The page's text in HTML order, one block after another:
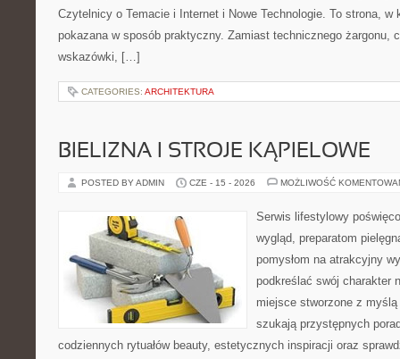
Czytelnicy o Temacie i Internet i Nowe Technologie. To strona, w
pokazana w sposób praktyczny. Zamiast technicznego żargonu,
wskazówki, […]
CATEGORIES: ARCHITEKTURA
BIELIZNA I STROJE KĄPIELOWE
POSTED BY ADMIN CZE - 15 - 2026 MOŻLIWOŚĆ
Serwis lifestylowy
wygląd, preparatom
pomysłom na atrakcyjny
podkreślać swój charakter
miejsce stworzone z
szukają przystępnych
codziennych rytuałów beauty, estetycznych inspiracji oraz